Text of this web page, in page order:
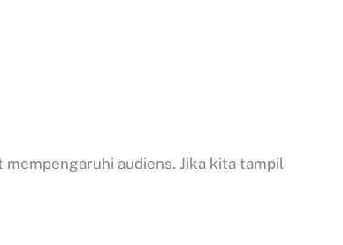
audiens. Jika kita tampil